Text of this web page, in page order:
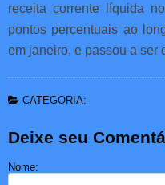
receita corrente líquida
pontos percentuais ao
em janeiro, e passou a ser
CATEGORIA:
Deixe seu
Nome: